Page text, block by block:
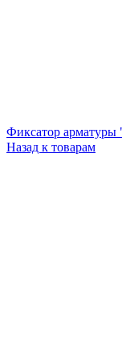
Фиксатор арматуры
Назад к товарам